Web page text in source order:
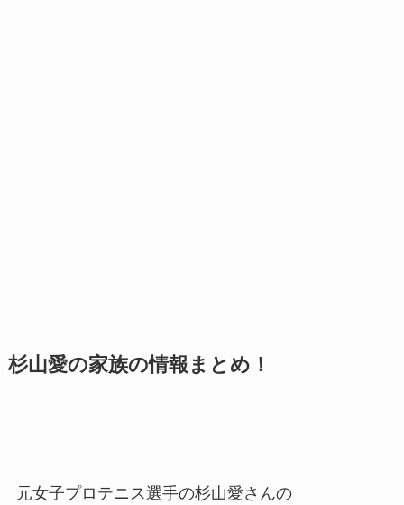
杉山愛の家族の情報まとめ！
元女子プロテニス選手の杉山愛さんの